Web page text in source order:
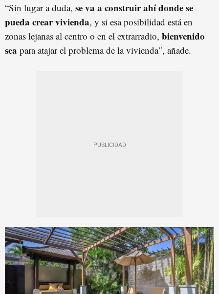
“Sin lugar a duda, se va a construir ahí donde se
pueda crear vivienda, y si esa posibilidad está en
zonas lejanas al centro o en el extrarradio, bienvenido
sea para atajar el problema de la vivienda”, añade.